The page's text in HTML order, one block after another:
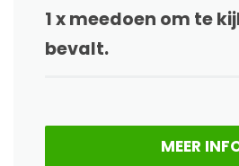
1 x meedoen om te
bevalt.
MEER